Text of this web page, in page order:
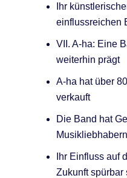
Ihr
einflussreichen
VII. A-ha: Eine
weiterhin prägt
A-ha hat über
verkauft
Die Band hat
Ihr Einfluss auf
Zukunft spürbar